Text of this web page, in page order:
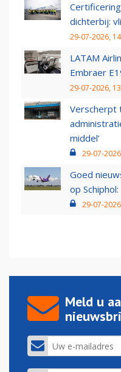
dichterbij:
29-07-2026,
LATAM
Embraer
29-07-2026,
Verscherpt
middel’
29-07-
Goed
op
29-07-
Meld u